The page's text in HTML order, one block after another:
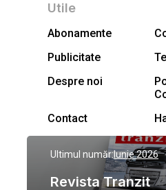
Utile
Abonamente
Publicitate
Despre noi
Contact
Ultimul număr:Iunie 2026
Revista Tranzit